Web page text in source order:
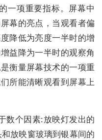
一项重要指标。屏幕中
幕的亮点，当观看者偏
降低为亮度一半时的增
益降为一半时的观察角
衡量屏幕技术的一项重
所能清晰观看到屏幕上
数个因素:放映灯发出的
放映窗玻璃到银幕间的